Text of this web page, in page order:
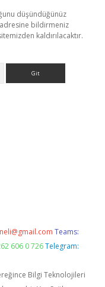
düşündüğünüz
adresine bildirmeniz
kaldırılacaktır.
Teams:
606 0 726 Telegram:
Bilgi Teknolojileri